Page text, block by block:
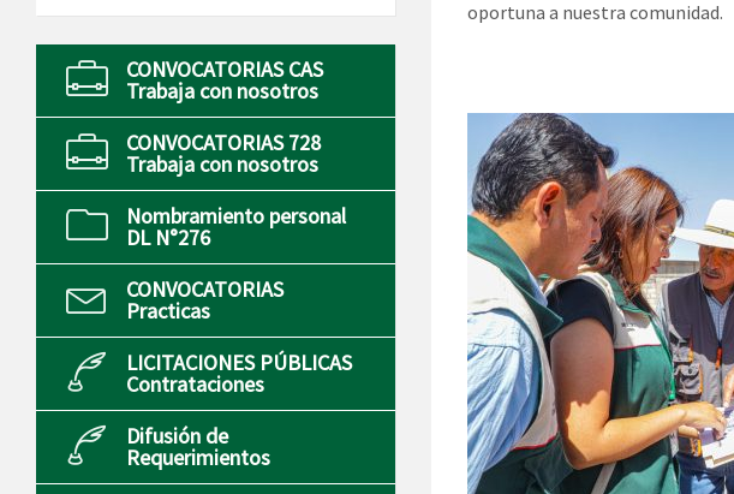
oportuna a nuestra comunidad.
CONVOCATORIAS CAS
Trabaja con nosotros
CONVOCATORIAS 728
Trabaja con nosotros
Nombramiento personal
DL N°276
CONVOCATORIAS
Practicas
LICITACIONES PÚBLICAS
Contrataciones
Difusión de
Requerimientos